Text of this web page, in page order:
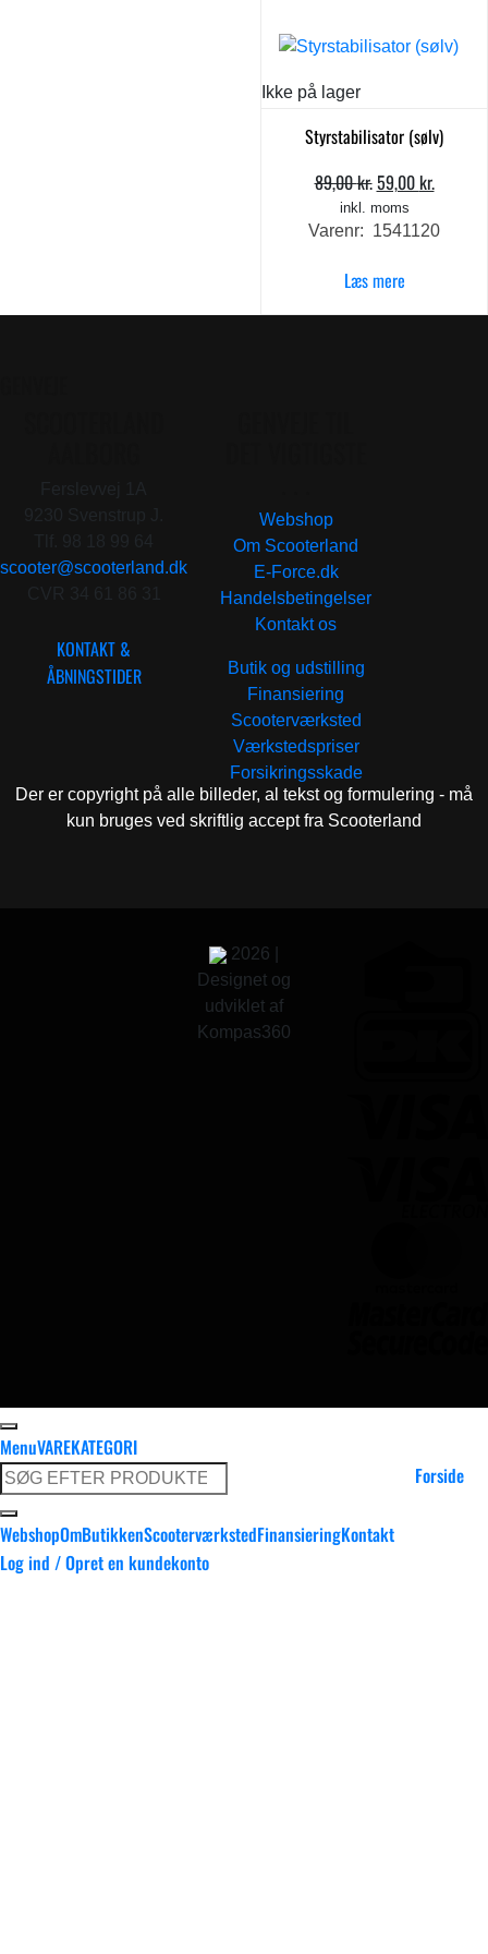
Ikke på lager
Styrstabilisator (sølv)
89,00kr. Den
oprindelige
pris
89,00 kr..
59,00kr.
pris
inkl. moms
Varenr: 1541120
Læs mere
scooter@scooterland.dk
KONTAKT &
ÅBNINGSTIDER
Webshop
Om Scooterland
E-Force.dk
Handelsbetingelser
Kontakt os
Butik og udstilling
Finansiering
Scooterværksted
Værkstedspriser
Forsikringsskade
Der er copyright på alle billeder, al tekst og formulering - må
kun bruges ved skriftlig accept fra Scooterland
2026 |
Designet og
udviklet af
Kompas360
MenuVAREKATEGORI
Søg
efter:
Forside
WebshopOmButikkenScooterværkstedFinansieringKontakt
Log ind / Opret en kundekonto